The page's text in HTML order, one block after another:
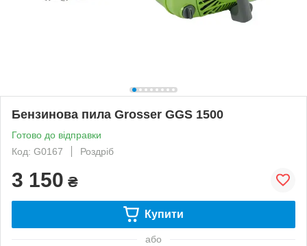
Бензинова пила Grosser GGS 1500
Готово до відправки
Код: G0167
Роздріб
3 150 ₴
Купити
або